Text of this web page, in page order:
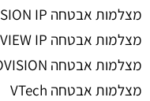
מצלמות אבטחה HIKVISION IP רשת
מצלמות אבטחה UNIVIEW IP רשת
מצלמות אבטחה PROVISION
מצלמות אבטחה VTech